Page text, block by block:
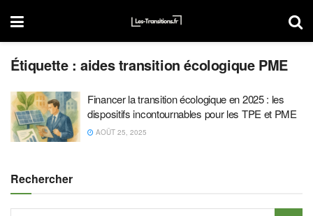
Étiquette :aides transition écologique PME
Financer la transition écologique en 2025 : les
dispositifs incontournables pour les TPE et PME
AOÛT 25, 2025
Rechercher